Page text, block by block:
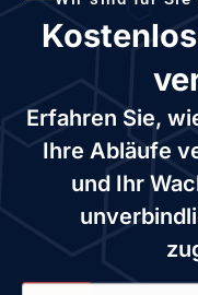
Erfahren Sie,
Ihre Abläufe
und Ihr